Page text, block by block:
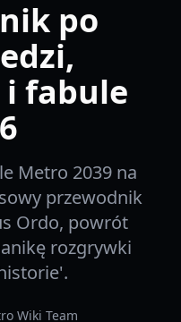
po
fabule
Metro 2039 na
przewodnik
Ordo, powrót
rozgrywki
Wiki Team